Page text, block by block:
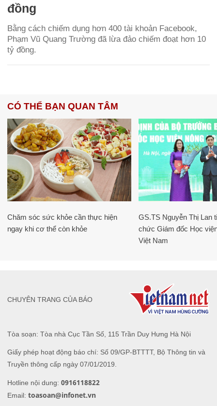
đồng
Bằng cách chiếm dụng hơn 400 tài khoản Facebook,
Phạm Vũ Quang Trường đã lừa đảo chiếm đoạt hơn 10
tỷ đồng.
CÓ THỂ BẠN QUAN TÂM
Chăm sóc sức khỏe cần thực hiện
ngay khi cơ thể còn khỏe
GS.TS Nguyễn Thị Lan
chức Giám đốc Học
Việt Nam
Tòa soạn: Tòa nhà Cục Tần Số, 115 Trần Duy Hưng Hà Nội
Giấy phép hoạt động báo chí: Số 09/GP-BTTTT, Bộ Thông tin và
Truyền thông cấp ngày 07/01/2019.
Hotline nội dung: 0916118822
Email: toasoan@infonet.vn
CHUYÊN TRANG CỦA BÁO